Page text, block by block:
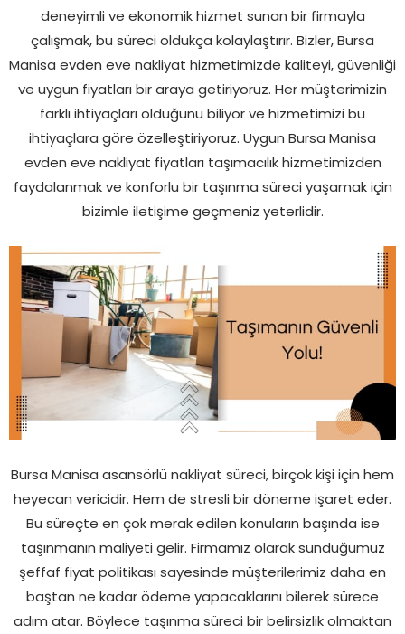
deneyimli ve ekonomik hizmet sunan bir firmayla
çalışmak, bu süreci oldukça kolaylaştırır. Bizler, Bursa
Manisa evden eve nakliyat hizmetimizde kaliteyi, güvenliği
ve uygun fiyatları bir araya getiriyoruz. Her müşterimizin
farklı ihtiyaçları olduğunu biliyor ve hizmetimizi bu
ihtiyaçlara göre özelleştiriyoruz. Uygun Bursa Manisa
evden eve nakliyat fiyatları taşımacılık hizmetimizden
faydalanmak ve konforlu bir taşınma süreci yaşamak için
bizimle iletişime geçmeniz yeterlidir.
Bursa Manisa asansörlü nakliyat süreci, birçok kişi için hem
heyecan vericidir. Hem de stresli bir döneme işaret eder.
Bu süreçte en çok merak edilen konuların başında ise
taşınmanın maliyeti gelir. Firmamız olarak sunduğumuz
şeffaf fiyat politikası sayesinde müşterilerimiz daha en
baştan ne kadar ödeme yapacaklarını bilerek sürece
adım atar. Böylece taşınma süreci bir belirsizlik olmaktan